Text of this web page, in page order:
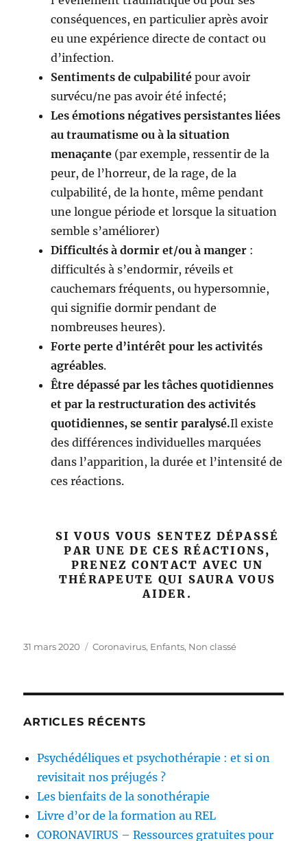
conséquences, en particulier après avoir
eu une expérience directe de contact ou
d’infection.
Sentiments de culpabilité pour avoir
survécu/ne pas avoir été infecté;
Les émotions négatives persistantes liées
au traumatisme ou à la situation
menaçante (par exemple, ressentir de la
peur, de l’horreur, de la rage, de la
culpabilité, de la honte, même pendant
une longue période et lorsque la situation
semble s’améliorer)
Difficultés à dormir et/ou à manger :
difficultés à s’endormir, réveils et
cauchemars fréquents, ou hypersomnie,
qui signifie dormir pendant de
nombreuses heures).
Forte perte d’intérêt pour les activités
agréables.
Être dépassé par les tâches quotidiennes
et par la restructuration des activités
quotidiennes, se sentir paralysé.Il existe
des différences individuelles marquées
dans l’apparition, la durée et l’intensité de
ces réactions.
SI VOUS VOUS SENTEZ DÉPASSÉ
PAR UNE DE CES RÉACTIONS,
PRENEZ CONTACT AVEC UN
THÉRAPEUTE QUI SAURA VOUS
AIDER.
Publié
31 mars 2020 Catégories
Coronavirus, Enfants, Non classé
ARTICLES RÉCENTS
Psychédéliques et psychothérapie : et si on
revisitait nos préjugés ?
Les bienfaits de la sonothérapie
Livre d’or de la formation au REL
CORONAVIRUS – Ressources gratuites pour